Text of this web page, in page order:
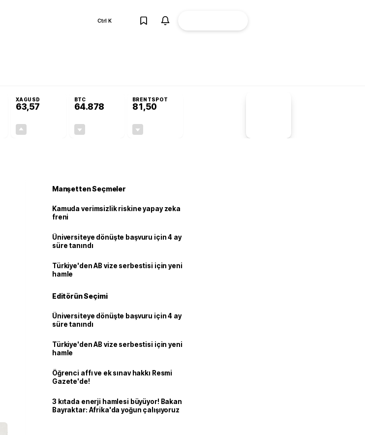
Ctrl K
XAGUSD
63,57
BTC
64.878
BRENTSPOT
81,50
Manşetten Seçmeler
Kamuda verimsizlik riskine yapay zeka
freni
Üniversiteye dönüşte başvuru için 4 ay
süre tanındı
Türkiye'den AB vize serbestisi için yeni
hamle
Editörün Seçimi
Üniversiteye dönüşte başvuru için 4 ay
süre tanındı
Türkiye'den AB vize serbestisi için yeni
hamle
Öğrenci affı ve ek sınav hakkı Resmi
Gazete'de!
3 kıtada enerji hamlesi büyüyor! Bakan
Bayraktar: Afrika'da yoğun çalışıyoruz